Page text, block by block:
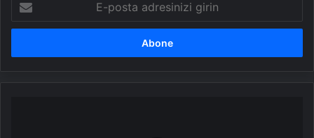
posta
adresinizi